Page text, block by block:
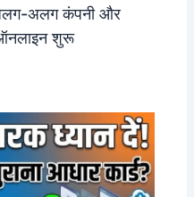
अलग-अलग कंपनी और
शुरू